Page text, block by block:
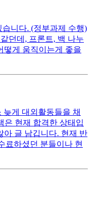
니다. (정부과제 수행)
던데, 프론트, 백 나누
떻게 움직이는게 좋을
게 대외활동들을 채
은 현재 합격한 상태입
아 글 남깁니다. 현재 반
료하셨던 분들이나 현